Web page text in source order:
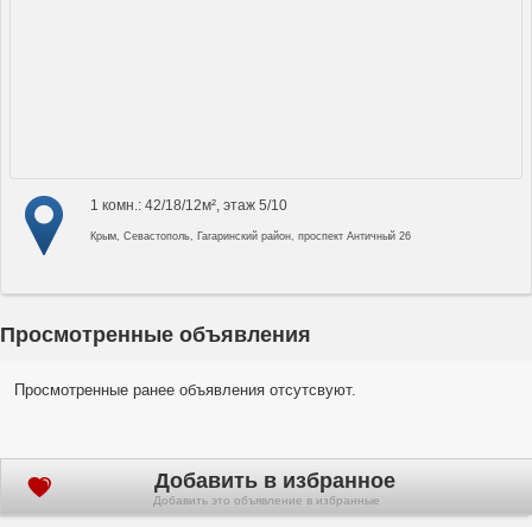
1 комн.: 42/18/12м², этаж 5/10
Крым, Севастополь, Гагаринский район, проспект Античный 26
Просмотренные объявления
Просмотренные ранее объявления отсутсвуют.
Добавить в избранное
Добавить это объявление в избранные